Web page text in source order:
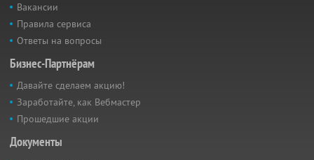
Вакансии
Правила сервиса
Ответы на вопросы
Бизнес-Партнёрам
Давайте сделаем акцию!
Заработайте, как Вебмастер
Прошедшие акции
Документы